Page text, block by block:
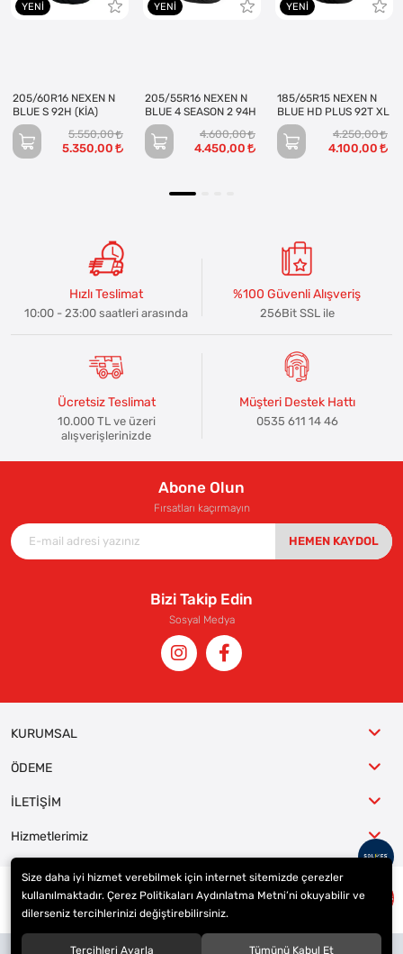
YENI
205/60R16 NEXEN N
BLUE S 92H (KİA)
5.550,00
5.350,00
YENI
205/55R16 NEXEN N
BLUE 4 SEASON 2 94H
4.600,00
4.450,00
YENI
185/65R15 NEXEN N
BLUE HD PLUS 92T XL
4.250,00
4.100,00
Hızlı Teslimat
10:00 - 23:00 saatleri arasında
%100 Güvenli Alışveriş
256Bit SSL ile
Ücretsiz Teslimat
10.000 TL ve üzeri
alışverişlerinizde
Müşteri Destek Hattı
0535 611 14 46
Abone Olun
Fırsatları kaçırmayın
HEMEN KAYDOL
Bizi Takip Edin
Sosyal Medya
KURUMSAL
ÖDEME
İLETİŞİM
Hizmetlerimiz
© 2023ER-LAS Oto Jant ve Lastik - Yunus ULAŞ
Site tasarımı tarafımızdan yapılmıştır.
Size daha iyi hizmet verebilmek için internet sitemizde çerezler
kullanılmaktadır. Çerez Politikaları Aydınlatma Metni’ni okuyabilir ve
dilerseniz tercihlerinizi değiştirebilirsiniz.
Tercihleri Ayarla Tümünü Kabul Et